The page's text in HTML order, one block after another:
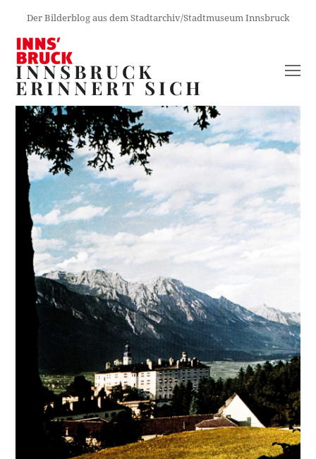
Der Bilderblog aus dem Stadtarchiv/Stadtmuseum Innsbruck
INNSBRUCK
ERINNERT SICH